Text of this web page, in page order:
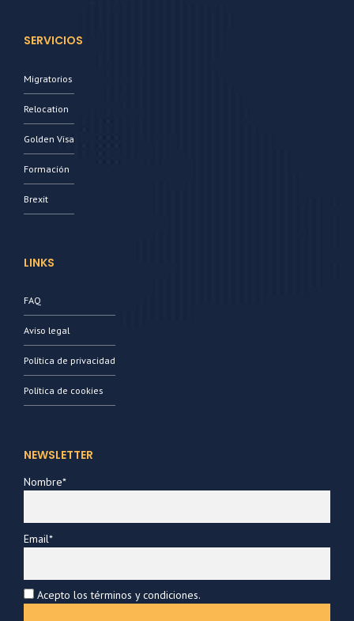
SERVICIOS
Migratorios
Relocation
Golden Visa
Formación
Brexit
LINKS
FAQ
Aviso legal
Política de privacidad
Política de cookies
NEWSLETTER
Nombre*
Email*
Acepto los términos y condiciones.